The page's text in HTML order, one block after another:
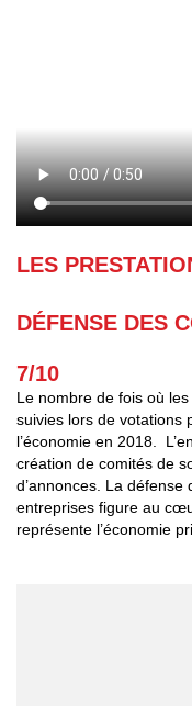
LES
DÉFENSE DES
7/10
Le nombre de fois où
suivies lors de votations
l’économie en 2018.
création de comités de
d’annonces. La
entreprises figure au
représente l’économie